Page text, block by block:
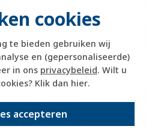
cookies
te bieden gebruiken wij
en (gepersonaliseerde)
in ons privacybeleid. Wilt u
Klik dan hier.
accepteren
10 Schakelstroom voor
fluorescentielampen
(AX)
Nee